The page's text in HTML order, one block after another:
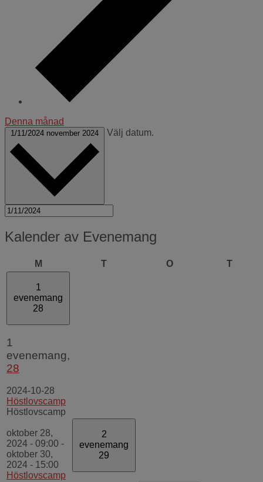
Denna månad
1/11/2024 november 2024 Välj datum.
Kalender av Evenemang
Mmåndag Ttisdag Oonsdag T
1
evenemang
28
1
evenemang,
28
2024-10-28
Höstlovscamp
Höstlovscamp
oktober 28,
2024 - 09:00 -
oktober 30,
2024 - 15:00
Höstlovscamp
2
evenemang
29